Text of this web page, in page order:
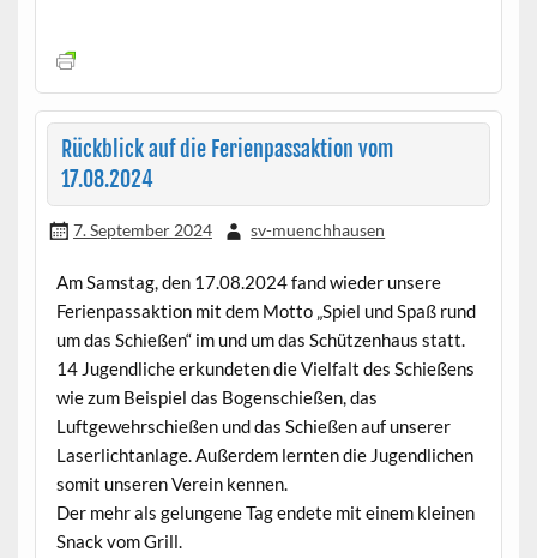
Rückblick auf die Ferienpassaktion vom
17.08.2024
7. September 2024 sv-muenchhausen
Am Samstag, den 17.08.2024 fand wieder unsere
Ferienpassaktion mit dem Motto „Spiel und Spaß rund
um das Schießen“ im und um das Schützenhaus statt.
14 Jugendliche erkundeten die Vielfalt des Schießens
wie zum Beispiel das Bogenschießen, das
Luftgewehrschießen und das Schießen auf unserer
Laserlichtanlage. Außerdem lernten die Jugendlichen
somit unseren Verein kennen.
Der mehr als gelungene Tag endete mit einem kleinen
Snack vom Grill.